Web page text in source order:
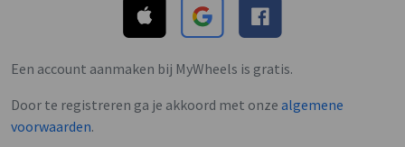
Een account aanmaken bij MyWheels is gratis.
Door te registreren ga je akkoord met onze algemene
voorwaarden.